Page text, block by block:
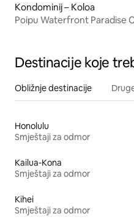
Kondominij – Koloa
Poipu Waterfront Paradise
Destinacije koje
Obližnje destinacije
Honolulu
Smještaji za odmor
Kailua-Kona
Smještaji za odmor
Kihei
Smještaji za odmor